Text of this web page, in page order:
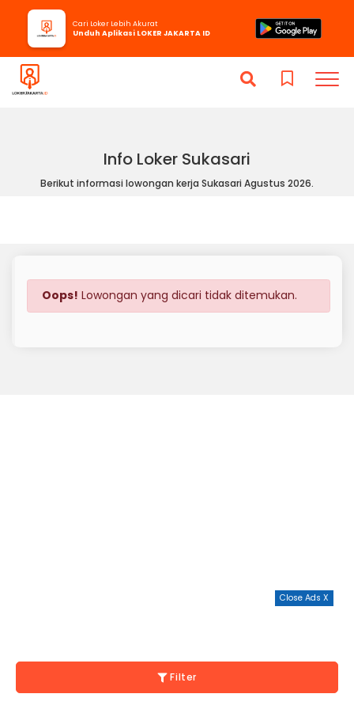
Info Loker Sukasari
Berikut informasi lowongan kerja Sukasari Agustus 2026.
Cari Loker Lebih Akurat
Unduh Aplikasi LOKER JAKARTA ID
Oops! Lowongan yang dicari tidak ditemukan.
Close Ads X
Filter